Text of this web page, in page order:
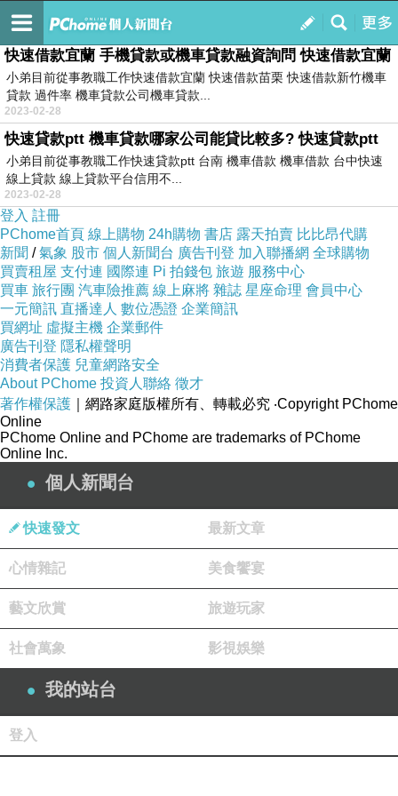
我的
訂閱
學而時習之
快速借款宜蘭 手機貸款或機車貸款融資詢問 快速借款宜蘭
小弟目前從事教職工作快速借款宜蘭 快速借款苗栗 快速借款新竹機車
貸款 過件率 機車貸款公司機車貸款...
2023-02-28
快速貸款ptt 機車貸款哪家公司能貸比較多? 快速貸款ptt
小弟目前從事教職工作快速貸款ptt 台南 機車借款 機車借款 台中快速
線上貸款 線上貸款平台信用不...
2023-02-28
登入 註冊
PChome首頁 線上購物 24h購物 書店 露天拍賣 比比昂代購
新聞 /氣象 股市 個人新聞台 廣告刊登 加入聯播網 全球購物
買賣租屋 支付連 國際連 Pi 拍錢包 旅遊 服務中心
買車 旅行團 汽車險推薦 線上麻將 雜誌 星座命理 會員中心
一元簡訊 直播達人 數位憑證 企業簡訊
買網址 虛擬主機 企業郵件
廣告刊登 隱私權聲明
消費者保護 兒童網路安全
About PChome 投資人聯絡 徵才
著作權保護 ｜網路家庭版權所有、轉載必究 ‧Copyright PChome
Online
PChome Online and PChome are trademarks of PChome
Online Inc.
個人新聞台
快速發文 最新文章
心情雜記 美食饗宴
藝文欣賞 旅遊玩家
社會萬象 影視娛樂
我的站台
登入